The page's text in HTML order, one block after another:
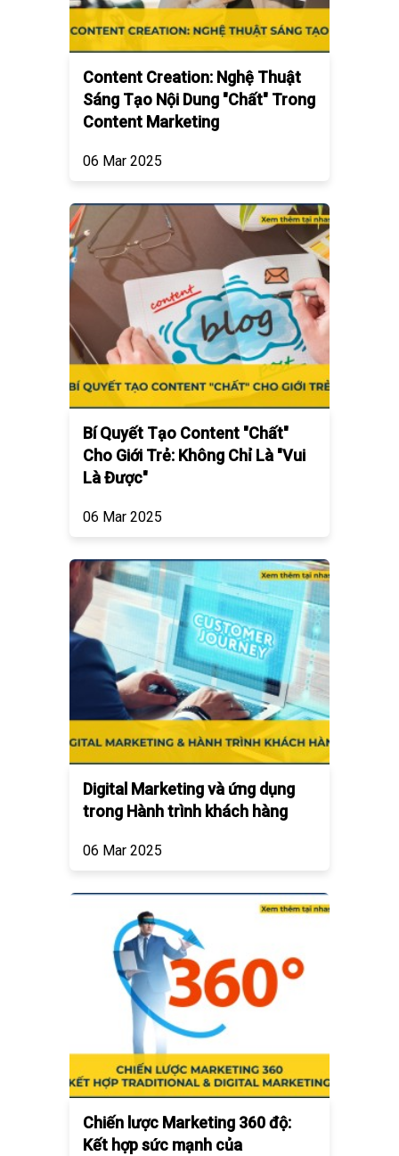
Content Creation: Nghệ Thuật
Sáng Tạo Nội Dung "Chất" Trong
Content Marketing
06 Mar 2025
Bí Quyết Tạo Content "Chất"
Cho Giới Trẻ: Không Chỉ Là "Vui
Là Được"
06 Mar 2025
Digital Marketing và ứng dụng
trong Hành trình khách hàng
06 Mar 2025
Chiến lược Marketing 360 độ:
Kết hợp sức mạnh của